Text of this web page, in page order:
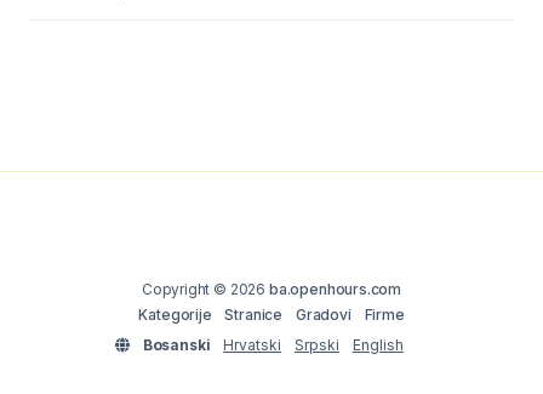
Copyright © 2026 ba.openhours.com
Kategorije
Stranice Gradovi
Firme
Bosanski
Hrvatski Srpski English